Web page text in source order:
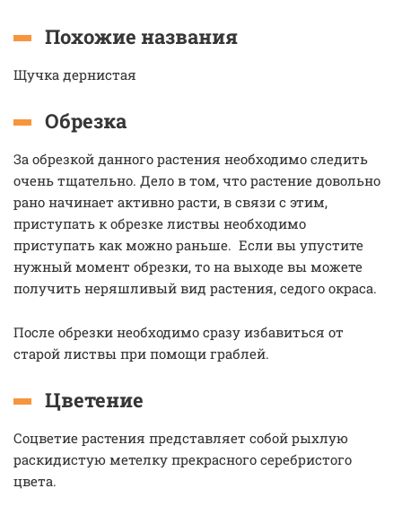
Похожие названия
Щучка дернистая
Обрезка
За обрезкой данного растения необходимо следить
очень тщательно. Дело в том, что растение довольно
рано начинает активно расти, в связи с этим,
приступать к обрезке листвы необходимо
приступать как можно раньше. Если вы упустите
нужный момент обрезки, то на выходе вы можете
получить неряшливый вид растения, седого окраса.
После обрезки необходимо сразу избавиться от
старой листвы при помощи граблей.
Цветение
Соцветие растения представляет собой рыхлую
раскидистую метелку прекрасного серебристого
цвета.